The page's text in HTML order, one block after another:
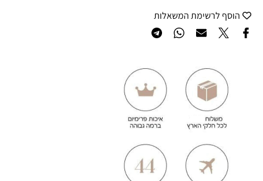
הוסף לרשימת המשאלות